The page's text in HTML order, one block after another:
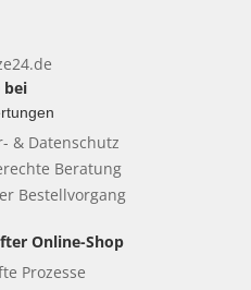
bei
& Datenschutz
Beratung
Bestellvorgang
Online-Shop
Prozesse